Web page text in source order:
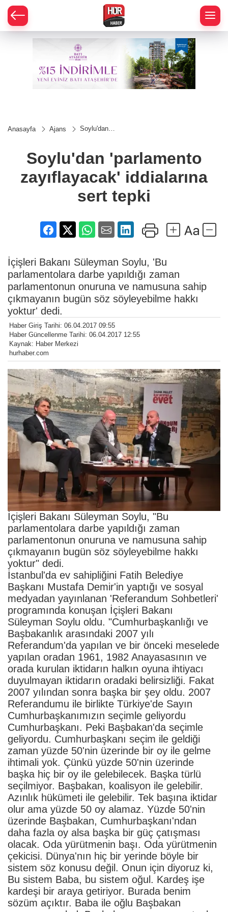
Anasayfa Ajans
Soylu'dan
iddialarına
sert tepki
Soylu'dan 'parlamento
zayıflayacak' iddialarına
sert tepki
İçişleri Bakanı Süleyman Soylu, 'Bu
parlamentolara darbe yapıldığı zaman
parlamentonun onuruna ve namusuna sahip
çıkmayanın bugün söz söyleyebilme hakkı
yoktur' dedi.
Haber Giriş Tarihi: 06.04.2017 09:55
Haber Güncellenme Tarihi: 06.04.2017 12:55
Kaynak: Haber Merkezi
hurhaber.com
İçişleri Bakanı Süleyman Soylu, "Bu
parlamentolara darbe yapıldığı zaman
parlamentonun onuruna ve namusuna sahip
çıkmayanın bugün söz söyleyebilme hakkı
yoktur" dedi.
İstanbul'da ev sahipliğini Fatih Belediye
Başkanı Mustafa Demir'in yaptığı ve sosyal
medyadan yayınlanan 'Referandum Sohbetleri'
programında konuşan İçişleri Bakanı
Süleyman Soylu oldu. "Cumhurbaşkanlığı ve
Başbakanlık arasındaki 2007 yılı
Referandum'da yapılan ve bir önceki meselede
yapılan oradan 1961, 1982 Anayasasının ve
orada kurulan iktidarın halkın oyuna ihtiyacı
duyulmayan iktidarın oradaki belirsizliği. Fakat
2007 yılından sonra başka bir şey oldu. 2007
Referandumu ile birlikte Türkiye'de Sayın
Cumhurbaşkanımızın seçimle geliyordu
Cumhurbaşkanı. Peki Başbakan'da seçimle
geliyordu. Cumhurbaşkanı seçim ile geldiği
zaman yüzde 50'nin üzerinde bir oy ile gelme
ihtimali yok. Çünkü yüzde 50'nin üzerinde
başka hiç bir oy ile gelebilecek. Başka türlü
seçilmiyor. Başbakan, koalisyon ile gelebilir.
Azınlık hükümeti ile gelebilir. Tek başına iktidar
olur ama yüzde 50 oy alamaz. Yüzde 50'nin
üzerinde Başbakan, Cumhurbaşkanı'ndan
daha fazla oy alsa başka bir güç çatışması
olacak. Oda yürütmenin başı. Oda yürütmenin
çekicisi. Dünya'nın hiç bir yerinde böyle bir
sistem söz konusu değil. Onun için diyoruz ki,
Bu sistem Baba, bu sistem oğul. Kardeş işe
kardeşi bir araya getiriyor. Burada benim
sözüm açıktır. Baba ile oğlu Başbakan